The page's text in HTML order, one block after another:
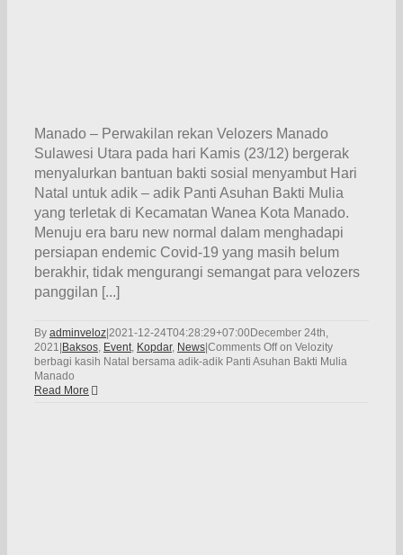
Manado – Perwakilan rekan Velozers Manado
Sulawesi Utara pada hari Kamis (23/12) bergerak
menyalurkan bantuan bakti sosial menyambut Hari
Natal untuk adik – adik Panti Asuhan Bakti Mulia
yang terletak di Kecamatan Wanea Kota Manado.
Menuju era baru new normal dalam menghadapi
persiapan endemic Covid-19 yang masih belum
berakhir, tidak mengurangi semangat para velozers
panggilan [...]
By adminveloz 2021-12-24T04:28:29+07:00 December 24th,
2021 Baksos, Event, Kopdar, News Comments Offon Velozity
berbagi kasih Natal bersama adik-adik Panti Asuhan Bakti Mulia
Manado
Read More